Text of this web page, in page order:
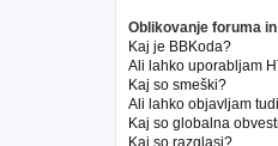
Oblikovanje foruma
Kaj je BBKoda?
Ali lahko uporabljam
Kaj so smeški?
Ali lahko objavljam
Kaj so globalna
Kaj so razglasi?